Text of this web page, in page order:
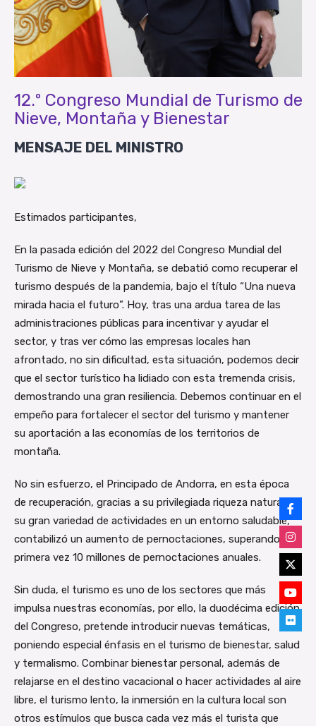
12.º Congreso Mundial de Turismo de
Nieve, Montaña y Bienestar
MENSAJE DEL MINISTRO
Estimados participantes,
En la pasada edición del 2022 del Congreso Mundial del
Turismo de Nieve y Montaña, se debatió como recuperar el
turismo después de la pandemia, bajo el título “Una nueva
mirada hacia el futuro”. Hoy, tras una ardua tarea de las
administraciones públicas para incentivar y ayudar el
sector, y tras ver cómo las empresas locales han
afrontado, no sin dificultad, esta situación, podemos decir
que el sector turístico ha lidiado con esta tremenda crisis,
demostrando una gran resiliencia. Debemos continuar en el
empeño para fortalecer el sector del turismo y mantener
su aportación a las economías de los territorios de
montaña.
No sin esfuerzo, el Principado de Andorra, en esta época
de recuperación, gracias a su privilegiada riqueza natural y
su gran variedad de actividades en un entorno saludable,
contabilizó un aumento de pernoctaciones, superando por
primera vez 10 millones de pernoctaciones anuales.
Sin duda, el turismo es uno de los sectores que más
impulsa nuestras economías, por ello, la duodécima edición
del Congreso, pretende introducir nuevas temáticas,
poniendo especial énfasis en el turismo de bienestar, salud
y termalismo. Combinar bienestar personal, además de
relajarse en el destino vacacional o hacer actividades al aire
libre, el turismo lento, la inmersión en la cultura local son
otros estímulos que busca cada vez más el turista que